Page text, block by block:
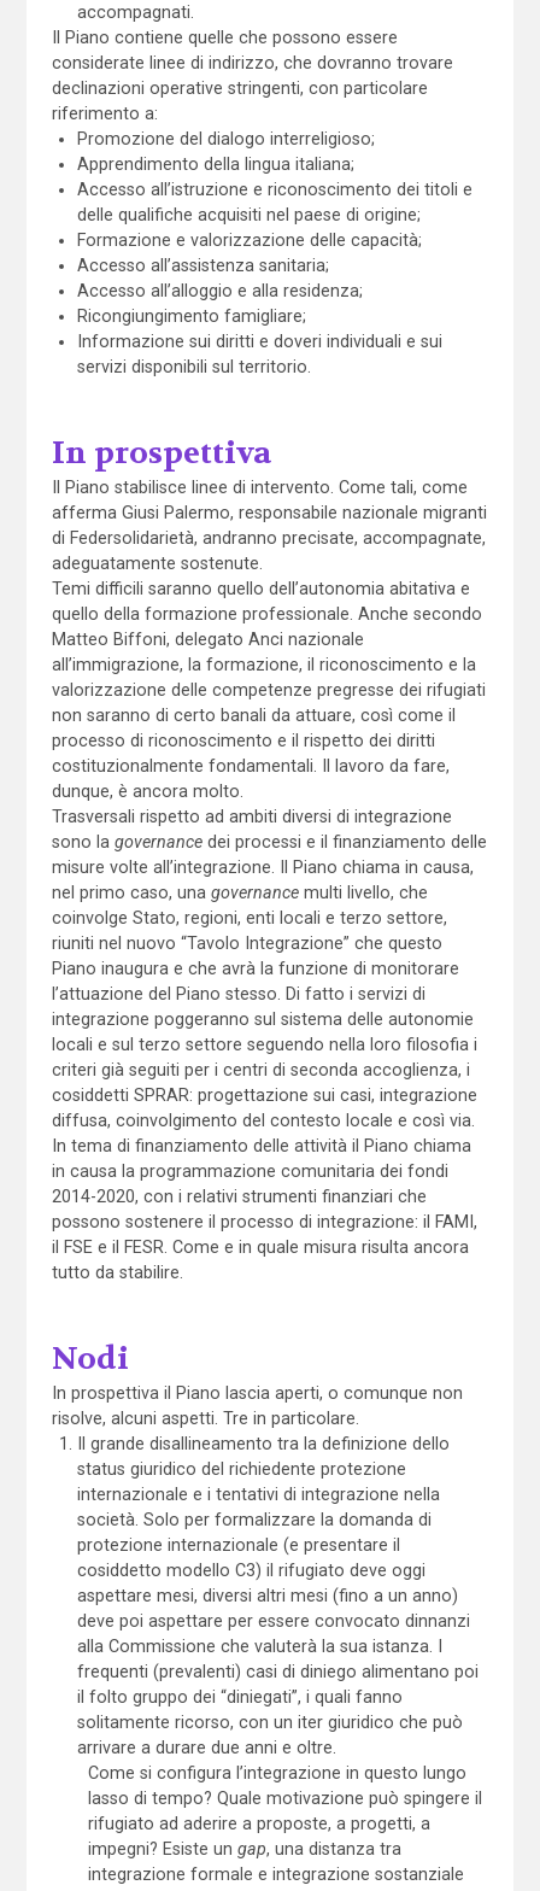
accompagnati.
Il Piano contiene quelle che possono essere
considerate linee di indirizzo, che dovranno trovare
declinazioni operative stringenti, con particolare
riferimento a:
Promozione del dialogo interreligioso;
Apprendimento della lingua italiana;
Accesso all’istruzione e riconoscimento dei titoli e
delle qualifiche acquisiti nel paese di origine;
Formazione e valorizzazione delle capacità;
Accesso all’assistenza sanitaria;
Accesso all’alloggio e alla residenza;
Ricongiungimento famigliare;
Informazione sui diritti e doveri individuali e sui
servizi disponibili sul territorio.
In prospettiva
Il Piano stabilisce linee di intervento. Come tali, come
afferma Giusi Palermo, responsabile nazionale migranti
di Federsolidarietà, andranno precisate, accompagnate,
adeguatamente sostenute.
Temi difficili saranno quello dell’autonomia abitativa e
quello della formazione professionale. Anche secondo
Matteo Biffoni, delegato Anci nazionale
all’immigrazione, la formazione, il riconoscimento e la
valorizzazione delle competenze pregresse dei rifugiati
non saranno di certo banali da attuare, così come il
processo di riconoscimento e il rispetto dei diritti
costituzionalmente fondamentali. Il lavoro da fare,
dunque, è ancora molto.
Trasversali rispetto ad ambiti diversi di integrazione
sono la governancedei processi e il finanziamento delle
misure volte all’integrazione. Il Piano chiama in causa,
nel primo caso, una governancemulti livello, che
coinvolge Stato, regioni, enti locali e terzo settore,
riuniti nel nuovo “Tavolo Integrazione” che questo
Piano inaugura e che avrà la funzione di monitorare
l’attuazione del Piano stesso. Di fatto i servizi di
integrazione poggeranno sul sistema delle autonomie
locali e sul terzo settore seguendo nella loro filosofia i
criteri già seguiti per i centri di seconda accoglienza, i
cosiddetti SPRAR: progettazione sui casi, integrazione
diffusa, coinvolgimento del contesto locale e così via.
In tema di finanziamento delle attività il Piano chiama
in causa la programmazione comunitaria dei fondi
2014-2020, con i relativi strumenti finanziari che
possono sostenere il processo di integrazione: il FAMI,
il FSE e il FESR. Come e in quale misura risulta ancora
tutto da stabilire.
Nodi
In prospettiva il Piano lascia aperti, o comunque non
risolve, alcuni aspetti. Tre in particolare.
Il grande disallineamento tra la definizione dello
status giuridico del richiedente protezione
internazionale e i tentativi di integrazione nella
società. Solo per formalizzare la domanda di
protezione internazionale (e presentare il
cosiddetto modello C3) il rifugiato deve oggi
aspettare mesi, diversi altri mesi (fino a un anno)
deve poi aspettare per essere convocato dinnanzi
alla Commissione che valuterà la sua istanza. I
frequenti (prevalenti) casi di diniego alimentano poi
il folto gruppo dei “diniegati”, i quali fanno
solitamente ricorso, con un iter giuridico che può
arrivare a durare due anni e oltre.
Come si configura l’integrazione in questo lungo
lasso di tempo? Quale motivazione può spingere il
rifugiato ad aderire a proposte, a progetti, a
impegni? Esiste un gap, una distanza tra
integrazione formale e integrazione sostanziale